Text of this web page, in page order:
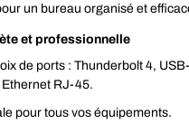
un bureau organisé et
et professionnelle
de ports : Thunderbolt 4,
RJ-45.
pour tous vos équipements.